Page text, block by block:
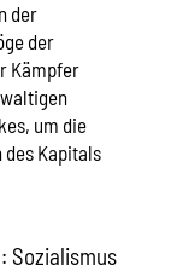
der
der
Kämpfer
um die
Kapitals
Sozialismus